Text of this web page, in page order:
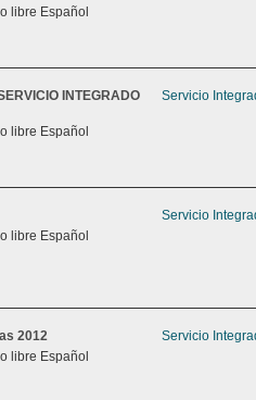
libre Español
INTEGRADO
libre Español
Servicio
libre Español
Servicio
2012
libre Español
Servicio